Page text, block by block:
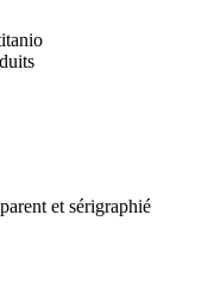
et sérigraphié